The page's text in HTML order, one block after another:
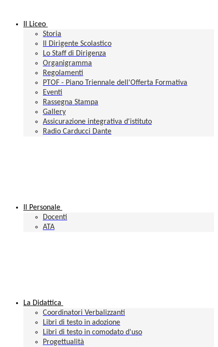
Il Liceo
Storia
Il Dirigente Scolastico
Lo Staff di Dirigenza
Organigramma
Regolamenti
PTOF - Piano Triennale dell'Offerta Formativa
Eventi
Rassegna Stampa
Gallery
Assicurazione integrativa d'istituto
Radio Carducci Dante
Il Personale
Docenti
ATA
La Didattica
Coordinatori Verbalizzanti
Libri di testo in adozione
Libri di testo in comodato d'uso
Progettualità